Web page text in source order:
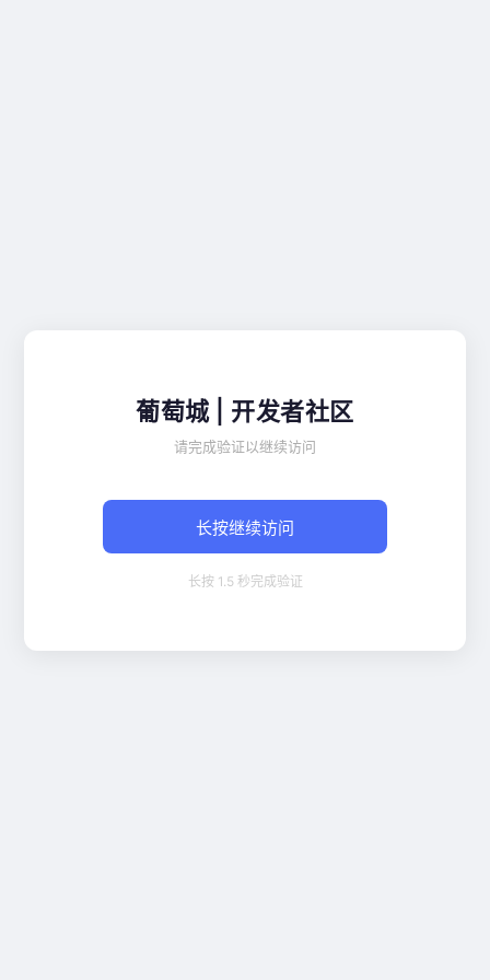
葡萄城 | 开发者社区
请完成验证以继续访问
长按继续访问
长按 1.5 秒完成验证